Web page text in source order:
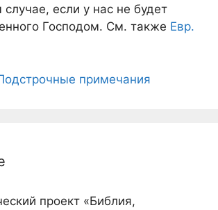
случае, если у нас не будет
Господом. См. также Евр.
примечания
проект «Библия,